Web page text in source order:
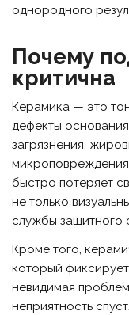
однородного
Почему
критична
Керамика — это
дефекты
загрязнения,
быстро потеряет
не только
службы защитного
Кроме того,
который
невидимая
неприятность